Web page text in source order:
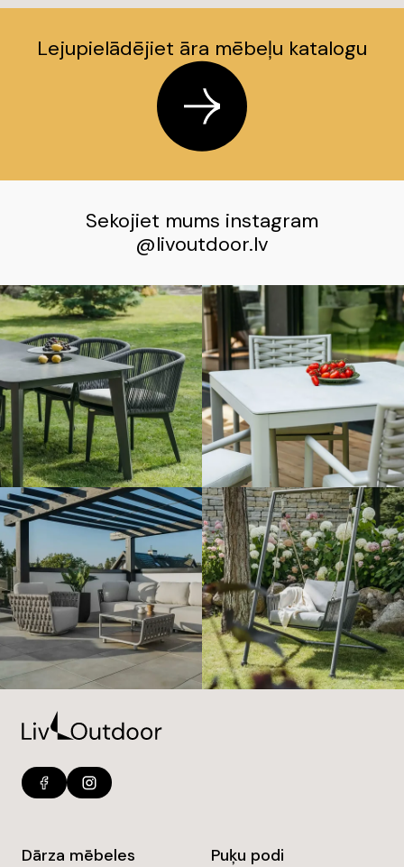
Lejupielādējiet āra mēbeļu katalogu
Sekojiet mums instagram
@livoutdoor.lv
Dārza mēbeles Puķu podi